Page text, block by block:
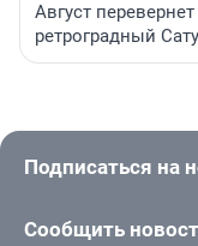
Август
ретроградный
Подписаться на
Сообщить